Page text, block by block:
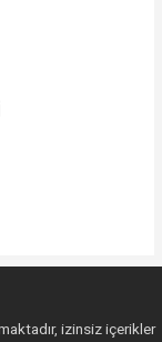
izinsiz içerikler